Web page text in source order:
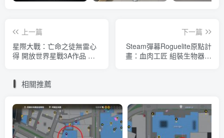
上一篇
星際大戰：亡命之徒無雷心
得 開放世界星戰3A作品 濃
下一篇
Steam彈幕Roguelite原點計
畫：血肉工匠 組裝生物器官
相關推薦